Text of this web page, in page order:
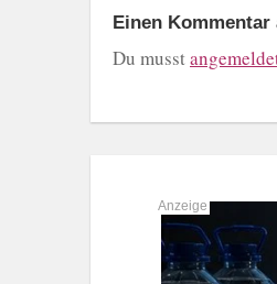
Einen
Du musst